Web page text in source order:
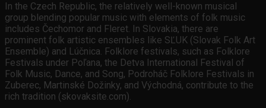
In the Czech Republic, the relatively well-known musical
group blending popular music with elements of folk music
includes Čechomor and Fleret. In Slovakia, there are
prominent folk artistic ensembles like SĽUK (Slovak Folk Art
Ensemble) and Lúčnica. Folklore festivals, such as Folklore
Festivals under Poľana, the Detva International Festival of
Folk Music, Dance, and Song, Podroháč Folklore Festivals in
Zuberec, Martinské Dožinky, and Východná, contribute to the
rich tradition (skovaksite.com).